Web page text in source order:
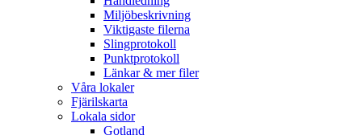
Miljöbeskrivning
Viktigaste filerna
Slingprotokoll
Punktprotokoll
Länkar & mer filer
Våra lokaler
Fjärilskarta
Lokala sidor
Gotland